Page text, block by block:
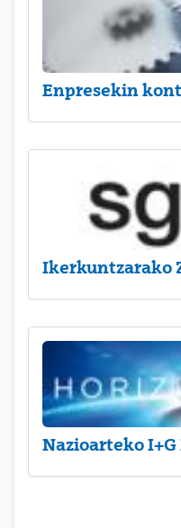
Enpresekin
Ikerkuntzarako
Nazioarteko